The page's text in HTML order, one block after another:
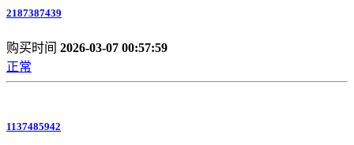
2187387439
购买时间 2026-03-07 00:57:59
正常
1137485942